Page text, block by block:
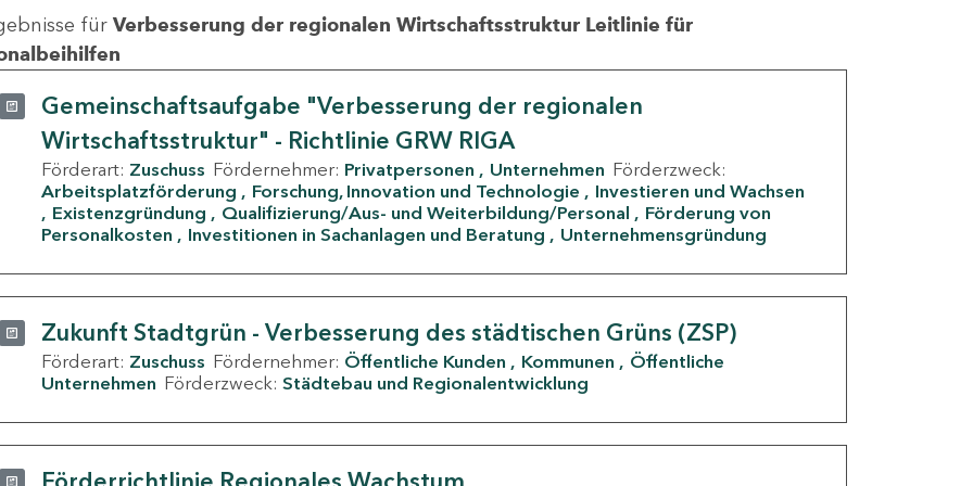
für Verbesserung der regionalen Wirtschaftsstruktur Leitlinie für
Gemeinschaftsaufgabe "Verbesserung der regionalen
Wirtschaftsstruktur" - Richtlinie GRW RIGA
Förderart: Zuschuss Fördernehmer: Privatpersonen Unternehmen Förderzweck:
Arbeitsplatzförderung
Forschung, Innovation und Technologie
Investieren und Wachsen
Existenzgründung
Qualifizierung/Aus- und Weiterbildung/Personal
Förderung von
Personalkosten
Investitionen in Sachanlagen und Beratung Unternehmensgründung
Zukunft Stadtgrün - Verbesserung des städtischen Grüns (ZSP)
Förderart: Zuschuss Fördernehmer: Öffentliche Kunden Kommunen
Öffentliche
Unternehmen Förderzweck: Städtebau und Regionalentwicklung